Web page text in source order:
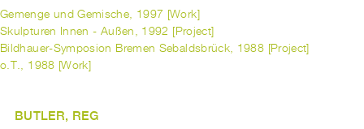
Gemenge und Gemische, 1997 [Work]
Skulpturen Innen - Außen, 1992 [Project]
Bildhauer-Symposion Bremen Sebaldsbrück, 1988 [Project]
o.T., 1988 [Work]
BUTLER, REG